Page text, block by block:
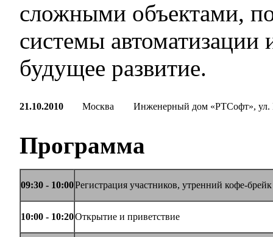
сложными объектами,
системы автоматизации
будущее развитие.
21.10.2010 Москва Инженерный дом «РТСофт», ул.
Программа
09:30 - 10:00Регистрация участников, утренний кофе-брейк
10:00 - 10:20Открытие и приветствие